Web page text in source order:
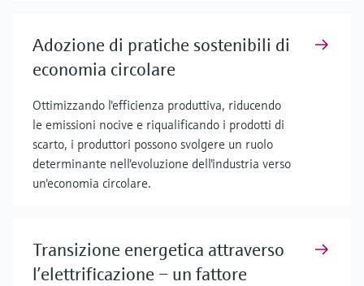
Adozione di pratiche sostenibili di
economia circolare
Ottimizzando l'efficienza produttiva, riducendo
le emissioni nocive e riqualificando i prodotti di
scarto, i produttori possono svolgere un ruolo
determinante nell'evoluzione dell'industria verso
un'economia circolare.
Transizione energetica attraverso
l’elettrificazione – un fattore